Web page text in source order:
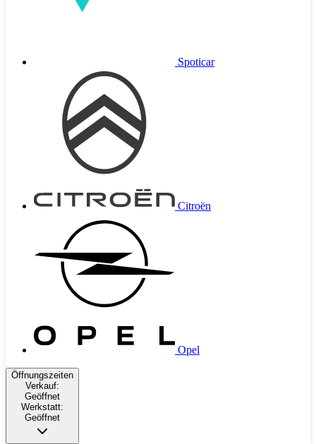
Spoticar
Citroën
Opel
Öffnungszeiten
Verkauf:
Geöffnet
Werkstatt:
Geöffnet